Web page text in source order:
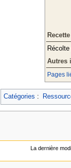
Recette
Autres
Pages
Catégories :
La dernière